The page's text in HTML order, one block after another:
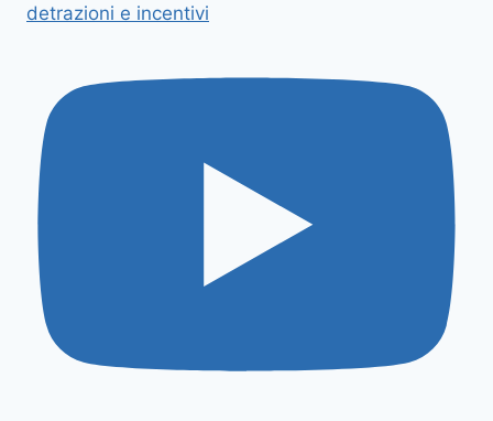
detrazioni e incentivi